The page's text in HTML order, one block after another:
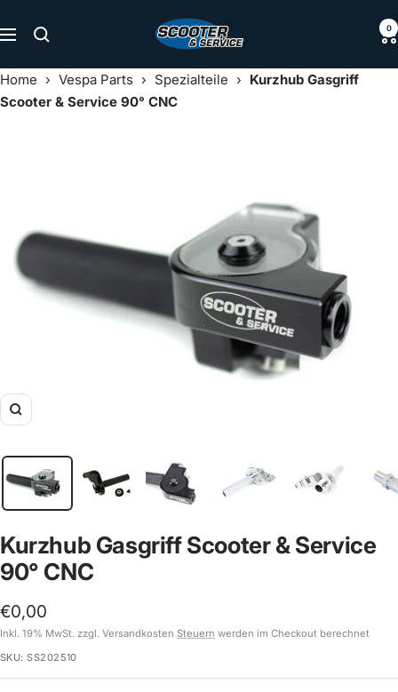
zum
Navigation
Scooter
Service
0
Home › Vespa Parts › Spezialteile › Kurzhub Gasgriff
Scooter & Service 90° CNC
Zoom
Kurzhub Gasgriff Scooter & Service
90° CNC
Angebotspreis
€0,00
Inkl. 19% MwSt. zzgl. Versandkosten Steuern werden im Checkout berechnet
SKU:SS202510